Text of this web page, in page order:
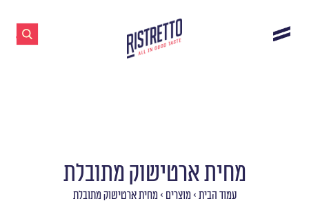
מחית ארטישוק מתובלת
עמוד הבית >מוצרים >מחית ארטישוק מתובלת